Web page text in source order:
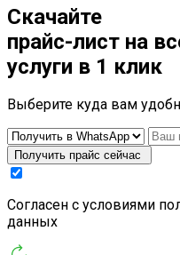
Скачайте
прайс-лист на
услуги в 1 клик
Выберите куда вам
Получить прайс сейчас
Cогласен с условиями
данных